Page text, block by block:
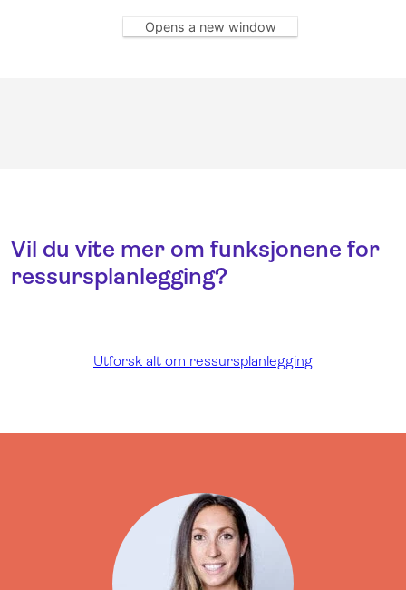
Opens a new window
Vil du vite mer om funksjonene for
ressursplanlegging?
Utforsk alt om ressursplanlegging